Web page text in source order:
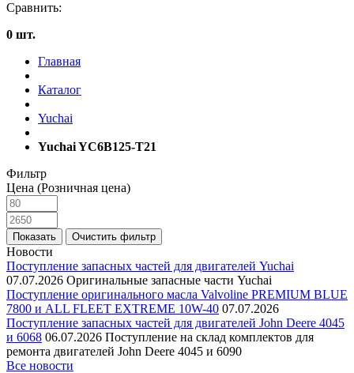
Сравнить:
0 шт.
Главная
Каталог
Yuchai
Yuchai YC6B125-T21
Фильтр
Цена (Розничная цена)
Новости
Поступление запасных частей для двигателей Yuchai
07.07.2026 Оригинальные запасные части Yuchai
Поступление оригинального масла Valvoline PREMIUM BLUE
7800 и ALL FLEET EXTREME 10W-40 07.07.2026
Поступление запасных частей для двигателей John Deere 4045
и 6068 06.07.2026 Поступление на склад комплектов для
ремонта двигателей John Deere 4045 и 6090
Все новости